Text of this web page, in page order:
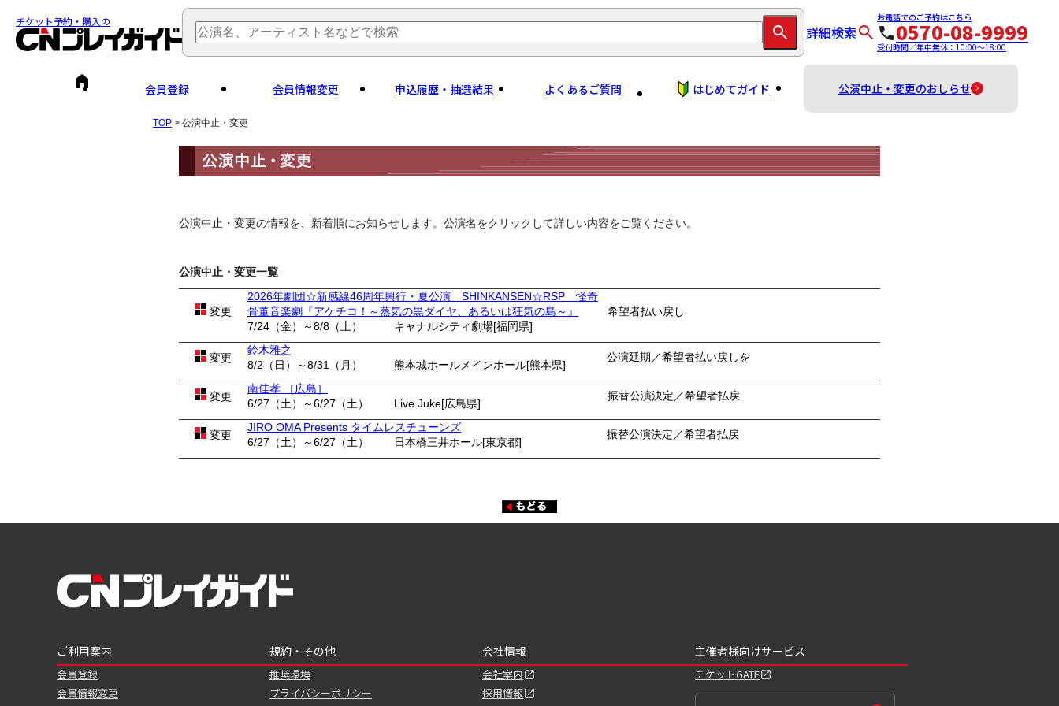
チケット予約・購入の
詳細検索
お電話でのご予約はこちら
0570-08-9999
受付時間／年中無休：10:00～18:00
会員登録 会員情報変更 申込履歴・抽選結果 よくあるご質問 はじめてガイド 公演中止・変更のおしらせ
TOP > 公演中止・変更
公演中止・変更の情報を、新着順にお知らせします。公演名をクリックして詳しい内容をご覧ください。
公演中止・変更一覧
変更
2026年劇団☆新感線46周年興行・夏公演 SHINKANSEN☆RSP 怪奇
骨董音楽劇『アケチコ！～蒸気の黒ダイヤ、あるいは狂気の島～』
希望者払い戻し
7/24（金）～8/8（土）
キャナルシティ劇場[福岡県]
変更
鈴木雅之
公演延期／希望者払い戻しを
8/2（日）～8/31（月） 熊本城ホールメインホール[熊本県]
変更
南佳孝 ［広島］
振替公演決定／希望者払戻
6/27（土）～6/27（土） Live Juke[広島県]
変更
JIRO OMA Presents タイムレスチューンズ
振替公演決定／希望者払戻
6/27（土）～6/27（土） 日本橋三井ホール[東京都]
ご利用案内
会員登録
会員情報変更
規約・その他
推奨環境
プライバシーポリシー
会社情報
会社案内
採用情報
主催者様向けサービス
チケットGATE